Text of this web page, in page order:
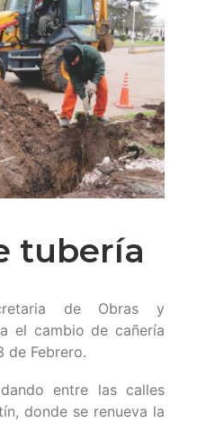
tubería
de Obras y
el cambio de cañería
de Febrero.
entre las calles
donde se renueva la